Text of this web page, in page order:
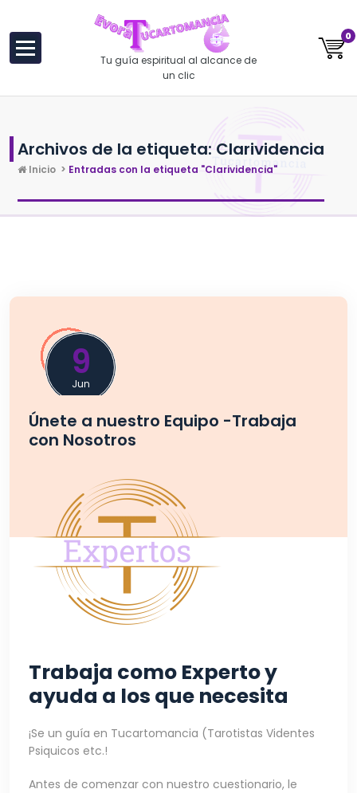
Tu guía espiritual al alcance de
un clic
0
Archivos de la etiqueta: Clarividencia
Inicio > Entradas con la etiqueta "Clarividencia"
9
Jun
Únete a nuestro Equipo -Trabaja
con Nosotros
Trabaja como Experto y
ayuda a los que necesita
¡Se un guía en Tucartomancia (Tarotistas Videntes
Psiquicos etc.!
Antes de comenzar con nuestro cuestionario, le